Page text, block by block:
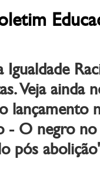
Igualdade
Veja ainda
lançamento
- O negro
pós